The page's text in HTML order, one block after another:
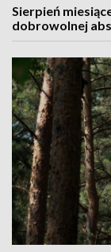
Sierpień
dobrowolnej